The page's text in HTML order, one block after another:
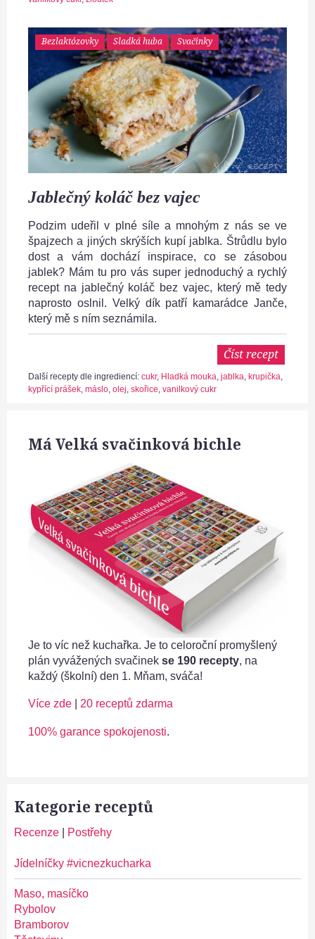
Bezlaktózovky Sladká huba Svačinky
Jablečný koláč bez vajec
Podzim udeřil v plné síle a mnohým z nás se ve
špajzech a jiných skrýších kupí jablka. Štrůdlu bylo
dost a vám dochází inspirace, co se zásobou
jablek? Mám tu pro vás super jednoduchý a rychlý
recept na jablečný koláč bez vajec, který mě tedy
naprosto oslnil. Velký dík patří kamarádce Janče,
který mě s ním seznámila.
Číst recept
Další recepty dle ingrediencí: cukr, Hladká mouka, jablka, krupička,
kypřící prášek, máslo, olej, skořice, vanilkový cukr
Má Velká svačinková bichle
Je to víc než kuchařka. Je to celoroční promyšlený
plán vyvážených svačinek se 190 recepty, na
každý (školní) den 1. Mňam, sváča!
Více zde 20 receptů zdarma
100% garance spokojenosti.
Kategorie receptů
Recenze Postřehy
Jídelníčky #vicnezkucharka
Maso, masíčko
Rybolov
Bramborov